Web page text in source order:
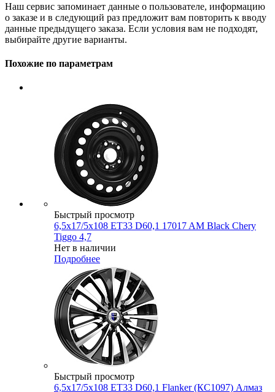
Наш сервис запоминает данные о пользователе, информацию
о заказе и в следующий раз предложит вам повторить к вводу
данные предыдущего заказа. Если условия вам не подходят,
выбирайте другие варианты.
Похожие по параметрам
Быстрый просмотр
6,5x17/5x108 ET33 D60,1 17017 AM Black Chery
Tiggo 4,7
Нет в наличии
Подробнее
Быстрый просмотр
6,5x17/5x108 ET33 D60,1 Flanker (КС1097) Алмаз